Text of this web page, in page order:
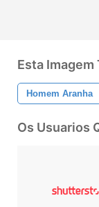
Esta Imagem
Homem Aranha
Os Usuarios